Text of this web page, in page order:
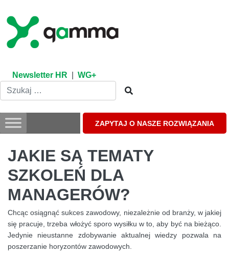
content
Newsletter HR WG+
ZAPYTAJ O NASZE ROZWIĄZANIA
JAKIE SĄ TEMATY
SZKOLEŃ DLA
MANAGERÓW?
Chcąc osiągnąć sukces zawodowy, niezależnie od branży, w jakiej
się pracuje, trzeba włożyć sporo wysiłku w to, aby być na bieżąco.
Jedynie nieustanne zdobywanie aktualnej wiedzy pozwala na
poszerzanie horyzontów zawodowych.